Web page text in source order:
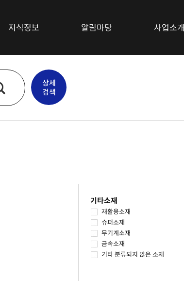
지식정보
최신뉴스
기술/시장동향
특허정보
심층보고서
알림마당 사업소개
상세
검색
기타소재
재활용소재
슈퍼소재
무기계소재
금속소재
기타 분류되지 않은 소재